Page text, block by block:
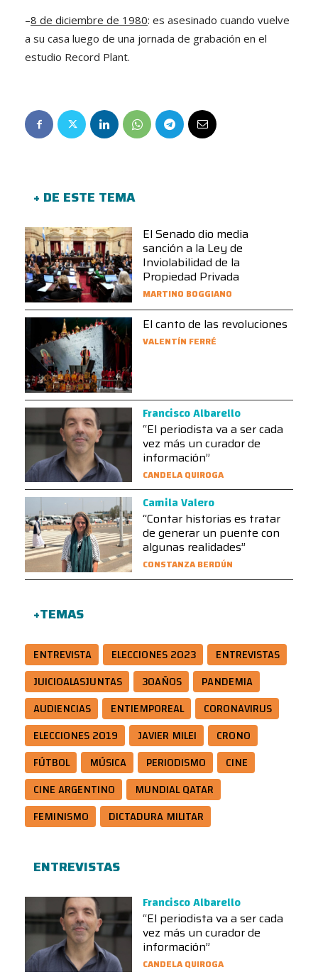
–8 de diciembre de 1980: es asesinado cuando vuelve
a su casa luego de una jornada de grabación en el
estudio Record Plant.
+ DE ESTE TEMA
El Senado dio media
sanción a la Ley de
Inviolabilidad de la
Propiedad Privada
MARTINO BOGGIANO
El canto de las revoluciones
VALENTÍN FERRÉ
Francisco Albarello
“El periodista va a ser cada
vez más un curador de
información”
CANDELA QUIROGA
Camila Valero
“Contar historias es tratar
de generar un puente con
algunas realidades”
CONSTANZA BERDÚN
+TEMAS
ENTREVISTA ELECCIONES 2023
ENTREVISTAS
JUICIOALASJUNTAS
30AÑOS
PANDEMIA
AUDIENCIAS
ENTIEMPOREAL
CORONAVIRUS
ELECCIONES 2019
JAVIER MILEI
CRONO
FÚTBOL
MÚSICA PERIODISMO
CINE
CINE ARGENTINO
MUNDIAL QATAR
FEMINISMO
DICTADURA MILITAR
ENTREVISTAS
Francisco Albarello
“El periodista va a ser cada
vez más un curador de
información”
CANDELA QUIROGA